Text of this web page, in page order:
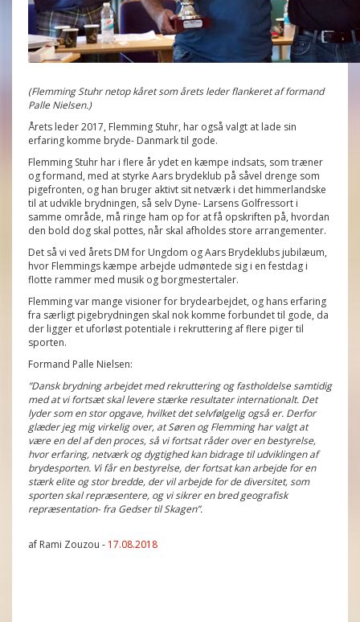
(Flemming Stuhr netop kåret som årets leder flankeret af formand
Palle Nielsen.)
Årets leder 2017, Flemming Stuhr, har også valgt at lade sin
erfaring komme bryde- Danmark til gode.
Flemming Stuhr har i flere år ydet en kæmpe indsats, som træner
og formand, med at styrke Aars brydeklub på såvel drenge som
pigefronten, og han bruger aktivt sit netværk i det himmerlandske
til at udvikle brydningen, så selv Dyne- Larsens Golfressort i
samme område, må ringe ham op for at få opskriften på, hvordan
den bold dog skal pottes, når skal afholdes store arrangementer.
Det så vi ved årets DM for Ungdom og Aars Brydeklubs jubilæum,
hvor Flemmings kæmpe arbejde udmøntede sig i en festdag i
flotte rammer med musik og borgmestertaler.
Flemming var mange visioner for brydearbejdet, og hans erfaring
fra særligt pigebrydningen skal nok komme forbundet til gode, da
der ligger et uforløst potentiale i rekruttering af flere piger til
sporten.
Formand Palle Nielsen:
”Dansk brydning arbejdet med rekruttering og fastholdelse samtidig
med at vi fortsæt skal levere stærke resultater internationalt. Det
lyder som en stor opgave, hvilket det selvfølgelig også er. Derfor
glæder jeg mig virkelig over, at Søren og Flemming har valgt at
være en del af den proces, så vi fortsat råder over en bestyrelse,
hvor erfaring, netværk og dygtighed kan bidrage til udviklingen af
brydesporten. Vi får en bestyrelse, der fortsat kan arbejde for en
stærk elite og stor bredde, der vil arbejde for de diversitet, som
sporten skal repræsentere, og vi sikrer en bred geografisk
repræsentation- fra Gedser til Skagen”.
af Rami Zouzou - 17.08.2018